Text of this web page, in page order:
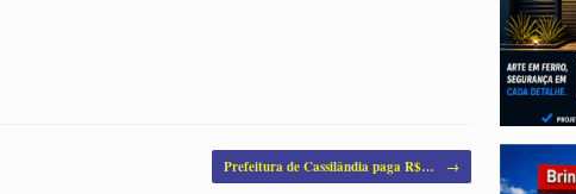
Prefeitura de Cassilândia paga R$… →